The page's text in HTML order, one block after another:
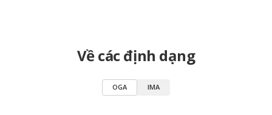
Về các định dạng
OGA IMA